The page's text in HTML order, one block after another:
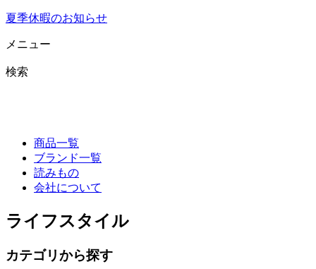
夏季休暇のお知らせ
メニュー
検索
商品一覧
ブランド一覧
読みもの
会社について
ライフスタイル
カテゴリから探す